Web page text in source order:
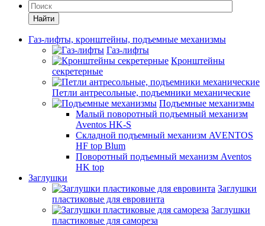
Найти
Газ-лифты, кронштейны, подъемные механизмы
Газ-лифты
Кронштейны
секретерные
Петли антресольные, подъемники механические
Подъемные механизмы
Малый поворотный подъемный механизм
Aventos HK-S
Складной подъемный механизм AVENTOS
HF top Blum
Поворотный подъемный механизм Aventos
HK top
Заглушки
Заглушки
пластиковые для евровинта
Заглушки
пластиковые для самореза